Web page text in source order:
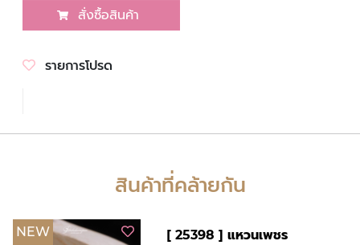
สั่งซื้อสินค้า
รายการโปรด
สินค้าที่คล้ายกัน
NEW
[ 25398 ] แหวนเพชร